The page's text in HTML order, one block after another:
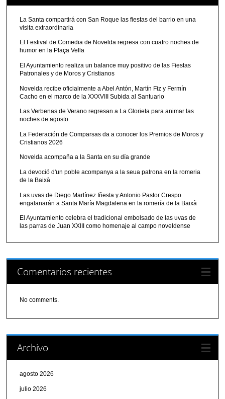
La Santa compartirá con San Roque las fiestas del barrio en una
visita extraordinaria
El Festival de Comedia de Novelda regresa con cuatro noches de
humor en la Plaça Vella
El Ayuntamiento realiza un balance muy positivo de las Fiestas
Patronales y de Moros y Cristianos
Novelda recibe oficialmente a Abel Antón, Martín Fiz y Fermín
Cacho en el marco de la XXXVIII Subida al Santuario
Las Verbenas de Verano regresan a La Glorieta para animar las
noches de agosto
La Federación de Comparsas da a conocer los Premios de Moros y
Cristianos 2026
Novelda acompaña a la Santa en su día grande
La devoció d'un poble acompanya a la seua patrona en la romeria
de la Baixà
Las uvas de Diego Martínez Iñesta y Antonio Pastor Crespo
engalanarán a Santa María Magdalena en la romería de la Baixà
El Ayuntamiento celebra el tradicional embolsado de las uvas de
las parras de Juan XXIII como homenaje al campo noveldense
Comentarios recientes
No comments.
Archivo
agosto 2026
julio 2026